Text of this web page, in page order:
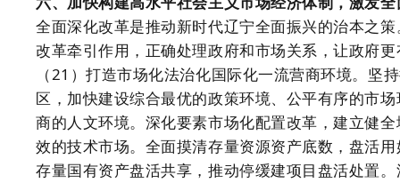
全面深化改革是推动新时代辽宁全面振兴的治本之
改革牵引作用，正确处理政府和市场关系，让政府
（21）打造市场化法治化国际化一流营商环境。坚
区，加快建设综合最优的政策环境、公平有序的市
商的人文环境。深化要素市场化配置改革，建立健
效的技术市场。全面摸清存量资源资产底数，盘活
存量国有资产盘活共享，推动停缓建项目盘活处置